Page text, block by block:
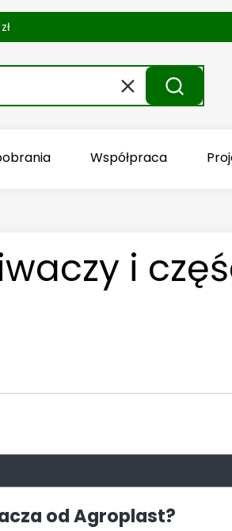
WyczyśćSzukaj
Współpraca
i
od Agroplast?